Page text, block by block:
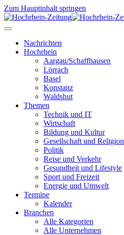
Zum Hauptinhalt springen
Nachrichten
Hochrhein
Aargau/Schaffhausen
Lörrach
Basel
Konstanz
Waldshut
Themen
Technik und IT
Wirtschaft
Bildung und Kultur
Gesellschaft und Religion
Politik
Reise und Verkehr
Gesundheit und Lifestyle
Sport und Freizeit
Energie und Umwelt
Termine
Kalender
Branchen
Alle Kategorien
Alle Unternehmen